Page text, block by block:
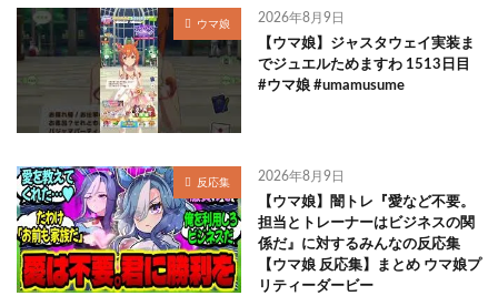
ウマ娘 2026年8月9日
【ウマ娘】ジャスタウェイ実装ま
でジュエルためますわ 1513日目
#ウマ娘 #umamusume
反応集 2026年8月9日
【ウマ娘】闇トレ『愛など不要。
担当とトレーナーはビジネスの関
係だ』に対するみんなの反応集
【ウマ娘 反応集】まとめ ウマ娘プ
リティーダービー